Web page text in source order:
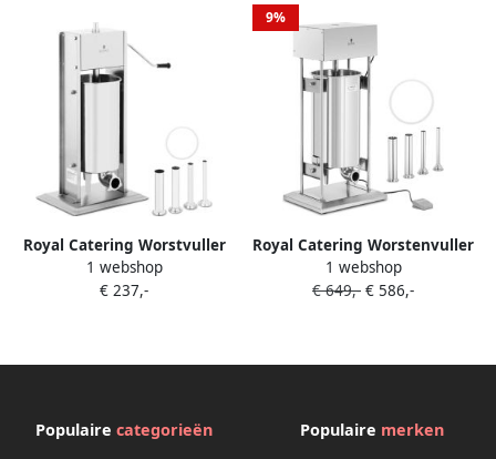
Royal Catering Worstvuller
verticaal 15 L
1 webshop
€ 237,-
9%
Royal Catering Worstenvuller
25 L elektrisch incl. 4
vulbuizen
1 webshop
€ 649,- € 586,-
Populaire categorieën Populaire merken